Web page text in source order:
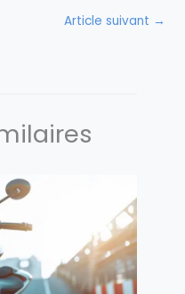
Article suivant →